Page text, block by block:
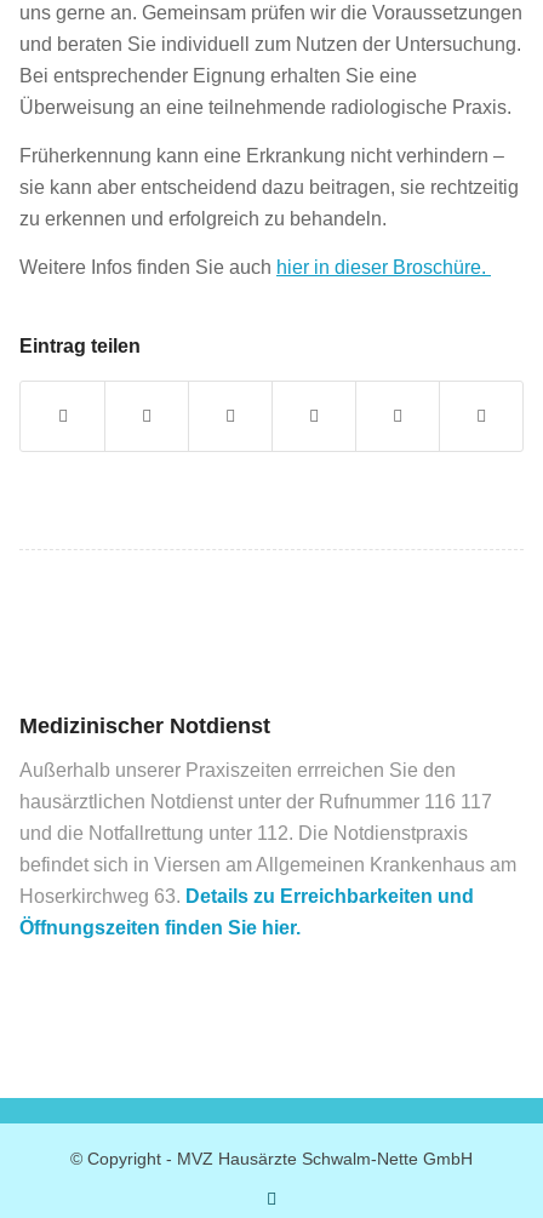
uns gerne an. Gemeinsam prüfen wir die Voraussetzungen
und beraten Sie individuell zum Nutzen der Untersuchung.
Bei entsprechender Eignung erhalten Sie eine
Überweisung an eine teilnehmende radiologische Praxis.
Früherkennung kann eine Erkrankung nicht verhindern –
sie kann aber entscheidend dazu beitragen, sie rechtzeitig
zu erkennen und erfolgreich zu behandeln.
Weitere Infos finden Sie auch hier in dieser Broschüre.
Eintrag teilen
Medizinischer Notdienst
Außerhalb unserer Praxiszeiten errreichen Sie den
hausärztlichen Notdienst unter der Rufnummer 116 117
und die Notfallrettung unter 112. Die Notdienstpraxis
befindet sich in Viersen am Allgemeinen Krankenhaus am
Hoserkirchweg 63. Details zu Erreichbarkeiten und
Öffnungszeiten finden Sie hier.
© Copyright - MVZ Hausärzte Schwalm-Nette GmbH